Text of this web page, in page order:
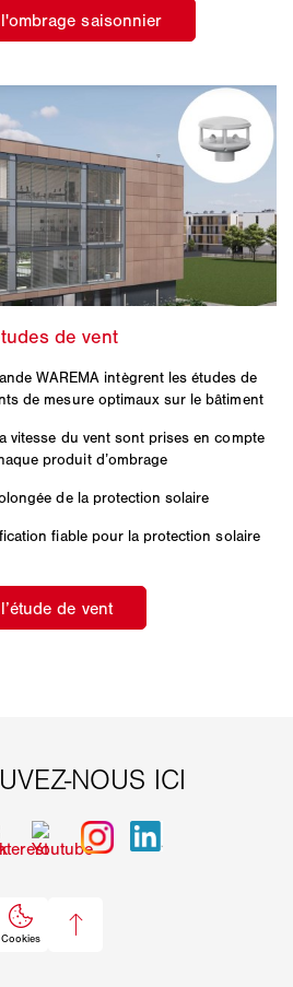
WAREMA intègrent les études de
de mesure optimaux sur le bâtiment
vitesse du vent sont prises en compte
produit d’ombrage
de la protection solaire
fiable pour la protection solaire